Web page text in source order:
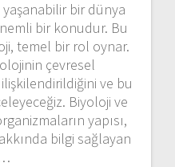
bir dünya
bir konudur. Bu
temel bir rol oynar.
çevresel
ve bu
Biyoloji ve
yapısı,
bilgi sağlayan